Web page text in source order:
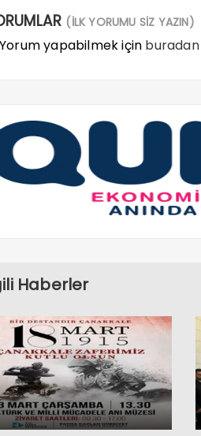
(İLK YORUMU SİZ YAZIN)
yapabilmek için buradan
Haberler